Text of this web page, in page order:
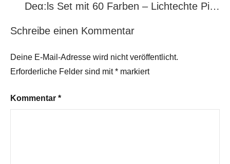
Dеα:ls Set mit 60 Farben – Lichtechte Pi…
Schreibe einen Kommentar
Deine E-Mail-Adresse wird nicht veröffentlicht.
Erforderliche Felder sind mit* markiert
Kommentar *